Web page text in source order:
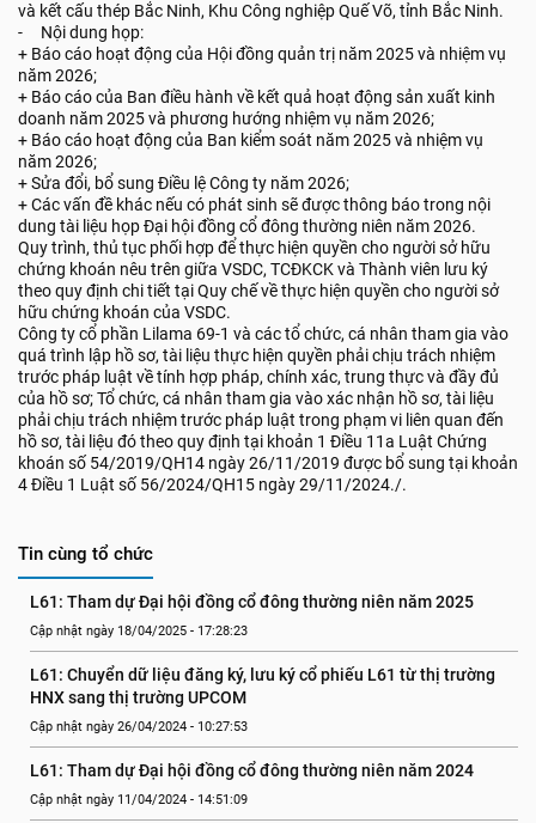
và kết cấu thép Bắc Ninh, Khu Công nghiệp Quế Võ, tỉnh Bắc Ninh.
- Nội dung họp:
+ Báo cáo hoạt động của Hội đồng quản trị năm 2025 và nhiệm vụ
năm 2026;
+ Báo cáo của Ban điều hành về kết quả hoạt động sản xuất kinh
doanh năm 2025 và phương hướng nhiệm vụ năm 2026;
+ Báo cáo hoạt động của Ban kiểm soát năm 2025 và nhiệm vụ
năm 2026;
+ Sửa đổi, bổ sung Điều lệ Công ty năm 2026;
+ Các vấn đề khác nếu có phát sinh sẽ được thông báo trong nội
dung tài liệu họp Đại hội đồng cổ đông thường niên năm 2026.
Quy trình, thủ tục phối hợp để thực hiện quyền cho người sở hữu
chứng khoán nêu trên giữa VSDC, TCĐKCK và Thành viên lưu ký
theo quy định chi tiết tại Quy chế về thực hiện quyền cho người sở
hữu chứng khoán của VSDC.
Công ty cổ phần Lilama 69-1 và các tổ chức, cá nhân tham gia vào
quá trình lập hồ sơ, tài liệu thực hiện quyền phải chịu trách nhiệm
trước pháp luật về tính hợp pháp, chính xác, trung thực và đầy đủ
của hồ sơ; Tổ chức, cá nhân tham gia vào xác nhận hồ sơ, tài liệu
phải chịu trách nhiệm trước pháp luật trong phạm vi liên quan đến
hồ sơ, tài liệu đó theo quy định tại khoản 1 Điều 11a Luật Chứng
khoán số 54/2019/QH14 ngày 26/11/2019 được bổ sung tại khoản
4 Điều 1 Luật số 56/2024/QH15 ngày 29/11/2024./.
Tin cùng tổ chức
L61: Tham dự Đại hội đồng cổ đông thường niên năm 2025
Cập nhật ngày 18/04/2025 - 17:28:23
L61: Chuyển dữ liệu đăng ký, lưu ký cổ phiếu L61 từ thị trường
HNX sang thị trường UPCOM
Cập nhật ngày 26/04/2024 - 10:27:53
L61: Tham dự Đại hội đồng cổ đông thường niên năm 2024
Cập nhật ngày 11/04/2024 - 14:51:09